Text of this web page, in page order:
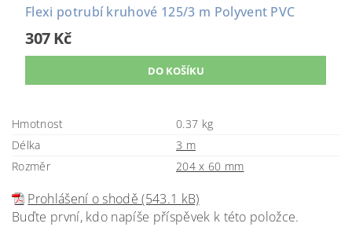
Flexi potrubí kruhové 125/3 m Polyvent PVC
307 Kč
Hmotnost
0.37 kg
Délka
3 m
Rozměr
204 x 60 mm
Prohlášení o shodě (543.1 kB)
Buďte první, kdo napíše příspěvek k této položce.